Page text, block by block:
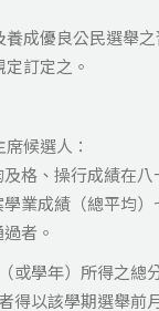
成優良公民選舉
訂定之。
候選人：
格、操行成績在
業成績（總平均
者。
或學年）所得之總
得以該學期選舉前